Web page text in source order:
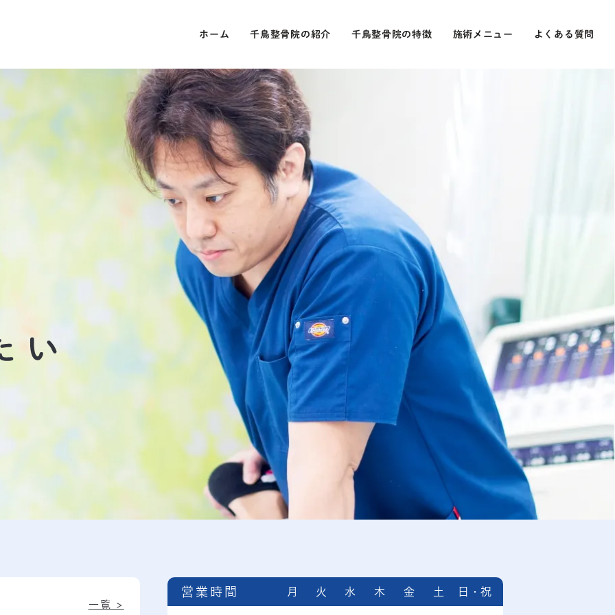
ホーム 千鳥整骨院の紹介 千鳥整骨院の特徴 施術メニュー よくある質問
一覧 >
営業時間 月 火 水 木 金 土 日・祝